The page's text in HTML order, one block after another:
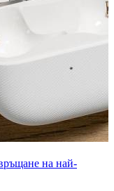
на най-